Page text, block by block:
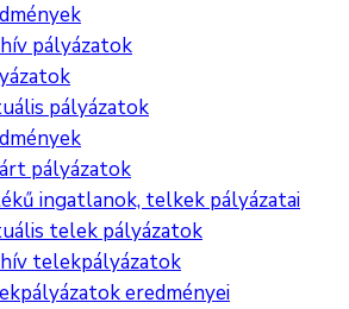
pályázatok
pályázatok
pályázatok
ingatlanok, telkek pályázatai
telek pályázatok
telekpályázatok
eredményei